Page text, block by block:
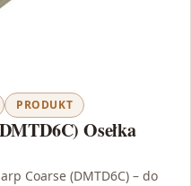
PRODUKT
Osełka
Coarse (DMTD6C) – do